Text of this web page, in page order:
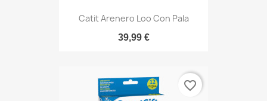
Catit Arenero Loo Con Pala
39,99 €
favorite_border